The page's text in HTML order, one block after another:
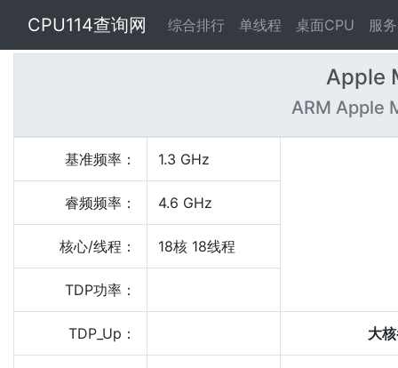
CPU114查询网 综合排行 单线程 桌面CPU 服
Apple
ARM Apple
基准频率： 1.3 GHz
睿频频率： 4.6 GHz
核心/线程： 18核 18线程
TDP功率：
TDP_Up： 大